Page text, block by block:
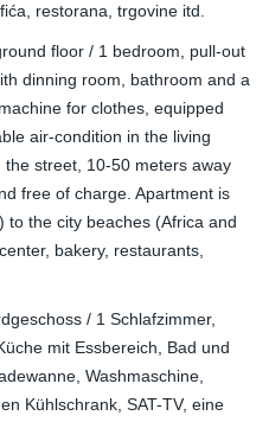
restorana, trgovine itd.
floor / 1 bedroom, pull-out
dinning room, bathroom and a
for clothes, equipped
air-condition in the living
street, 10-50 meters away
free of charge. Apartment is
to the city beaches (Africa and
bakery, restaurants,
/ 1 Schlafzimmer,
mit Essbereich , Bad und
Washmaschine,
Kühlschrank, SAT-TV, eine